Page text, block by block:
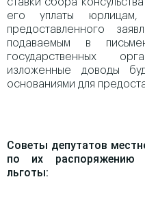
его уплаты
предоставленного
подаваемым в
государственных
изложенные доводы
основаниями для
Советы депутатов
по их распоряжению
льготы: